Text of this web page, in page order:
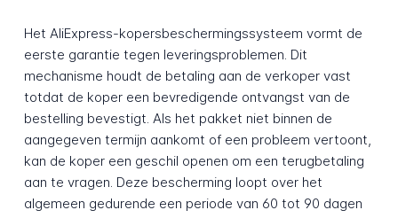
Het AliExpress-kopersbeschermingssysteem vormt de
eerste garantie tegen leveringsproblemen. Dit
mechanisme houdt de betaling aan de verkoper vast
totdat de koper een bevredigende ontvangst van de
bestelling bevestigt. Als het pakket niet binnen de
aangegeven termijn aankomt of een probleem vertoont,
kan de koper een geschil openen om een terugbetaling
aan te vragen. Deze bescherming loopt over het
algemeen gedurende een periode van 60 tot 90 dagen